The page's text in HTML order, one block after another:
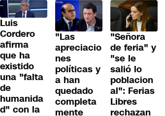
Luis
Cordero
afirma
que ha
existido
una "falta
de
humanida
d" con la
"Las
apreciacio
nes
políticas y
a han
quedado
completa
mente
"Señora
de feria" y
"se le
salió lo
poblacion
al": Ferias
Libres
rechazan